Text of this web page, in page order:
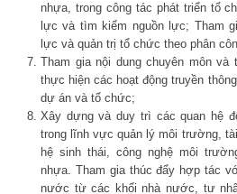
nhựa, trong công tác phát triển tổ
lực và tìm kiếm nguồn lực; Tham
lực và quản trị tổ chức theo phân
Tham gia nội dung chuyên môn
thực hiện các hoạt động truyền
dự án và tổ chức;
Xây dựng và duy trì các quan hệ
trong lĩnh vực quản lý môi trường,
hệ sinh thái, công nghệ môi
nhựa. Tham gia thúc đẩy hợp tác
nước từ các khối nhà nước, tư